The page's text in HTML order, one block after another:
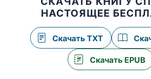
НАСТОЯЩЕЕ
Скачать TXT
Скачать EPUB